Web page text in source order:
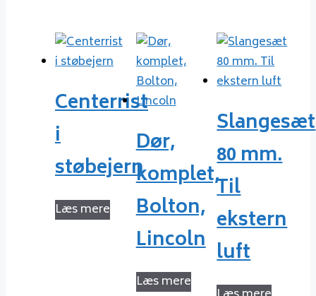
Centerrist
i
støbejern
Læs mere
Dør,
komplet,
Bolton,
Lincoln
Læs mere
Slangesæt
80 mm.
Til
ekstern
luft